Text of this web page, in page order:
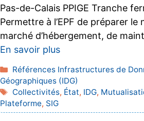
Pas-de-Calais PPIGE Tranche
Permettre à l’EPF de préparer le
marché d’hébergement, de
En savoir plus
Catégories
Références Infrastructures de
Géographiques (IDG)
Étiquettes
Collectivités, État, IDG,
Plateforme, SIG